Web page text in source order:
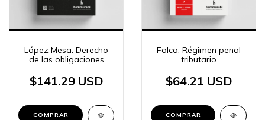
López Mesa. Derecho
de las obligaciones
$141.29 USD
COMPRAR
Folco. Régimen penal
tributario
$64.21 USD
COMPRAR